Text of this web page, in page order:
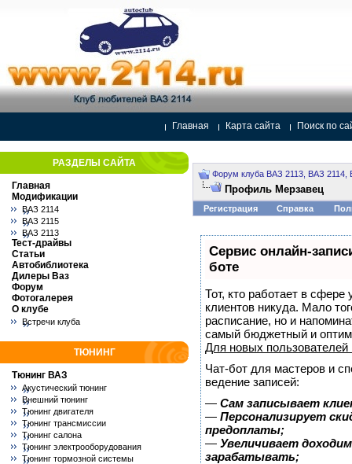
Главная Карта сайта Поиск по
РАЗДЕЛЫ САЙТА
Главная
Модификации
ВАЗ 2114
ВАЗ 2115
ВАЗ 2113
Тест-драйвы
Статьи
Автобиблиотека
Дилеры Ваз
Форум
Фотогалерея
О клубе
Встречи клуба
ТЮНИНГ
Тюнинг ВАЗ
Акустический тюнинг
Внешний тюнинг
Тюнинг двигателя
Тюнинг трансмиссии
Тюнинг салона
Тюнинг электрооборудования
Тюнинг тормозной системы
Форум клуба ВАЗ 2113, ВАЗ 2114,
Профиль Мерзавец
Регистрация Справка
Сервис онлайн-
боте
Тот, кто работает в сфере
клиентов никуда. Мало
расписание, но и
самый бюджетный и
Для новых пользователей
Чат-бот для мастеров и
ведение записей:
— Сам записывает
— Персонализирует
предоплаты;
— Увеличивает
зарабатывать;